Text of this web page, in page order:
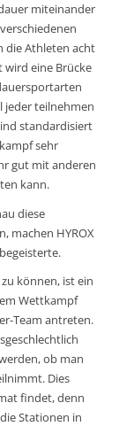
miteinander
die Athleten acht
eine Brücke
jeder teilnehmen
standardisiert
sehr
gut mit anderen
kann.
diese
machen HYROX
können, ist ein
Wettkampf
Team antreten.
ob man
Dies
findet, denn
Stationen in